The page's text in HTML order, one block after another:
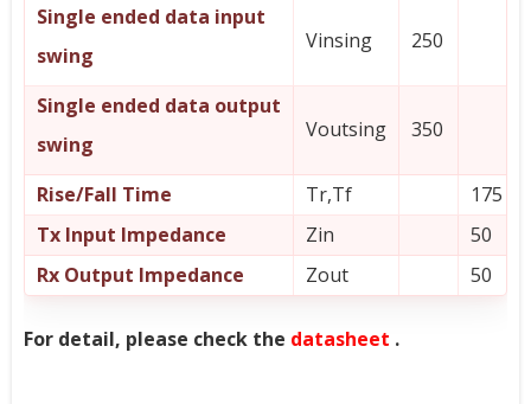
Single ended data input
swing
Vinsing 250
Single ended data output
swing
Voutsing 350
Rise/Fall Time Tr,Tf
175
Tx Input Impedance
Zin
50
Rx Output Impedance
Zout 50
For detail, please check the datasheet .